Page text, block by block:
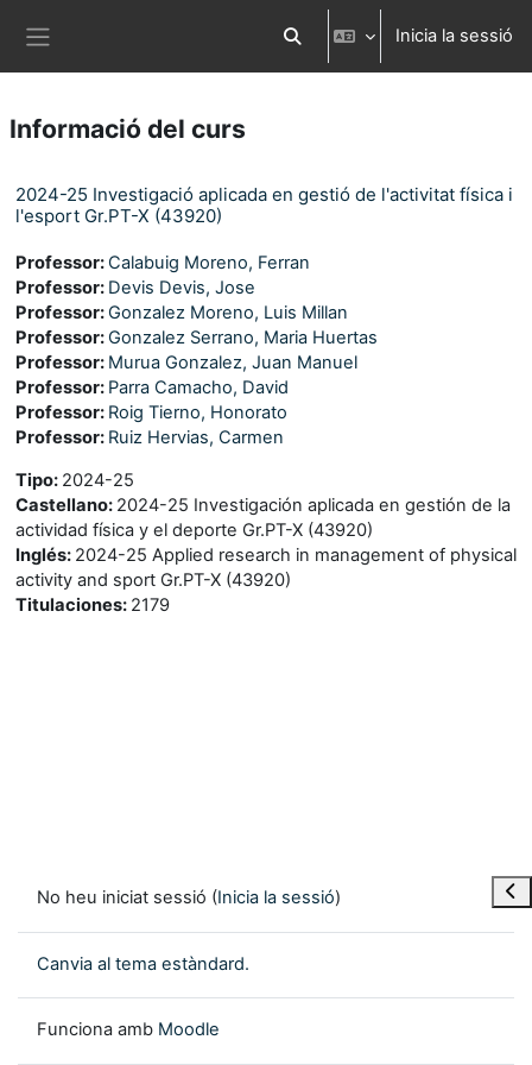
Commuta l'entrada de la cerca
Inicia la sessió
Informació del curs
2024-25 Investigació aplicada en gestió de l'activitat física i
l'esport Gr.PT-X (43920)
Professor:Calabuig Moreno, Ferran
Professor: Devis Devis, Jose
Professor:Gonzalez Moreno, Luis Millan
Professor:Gonzalez Serrano, Maria Huertas
Professor: Murua Gonzalez, Juan Manuel
Professor: Parra Camacho, David
Professor: Roig Tierno, Honorato
Professor: Ruiz Hervias, Carmen
Tipo: 2024-25
Castellano: 2024-25 Investigación aplicada en gestión de la
actividad física y el deporte Gr.PT-X (43920)
Inglés: 2024-25 Applied research in management of physical
activity and sport Gr.PT-X (43920)
Titulaciones: 2179
No heu iniciat sessió (Inicia la sessió)
Canvia al tema estàndard.
Funciona amb Moodle